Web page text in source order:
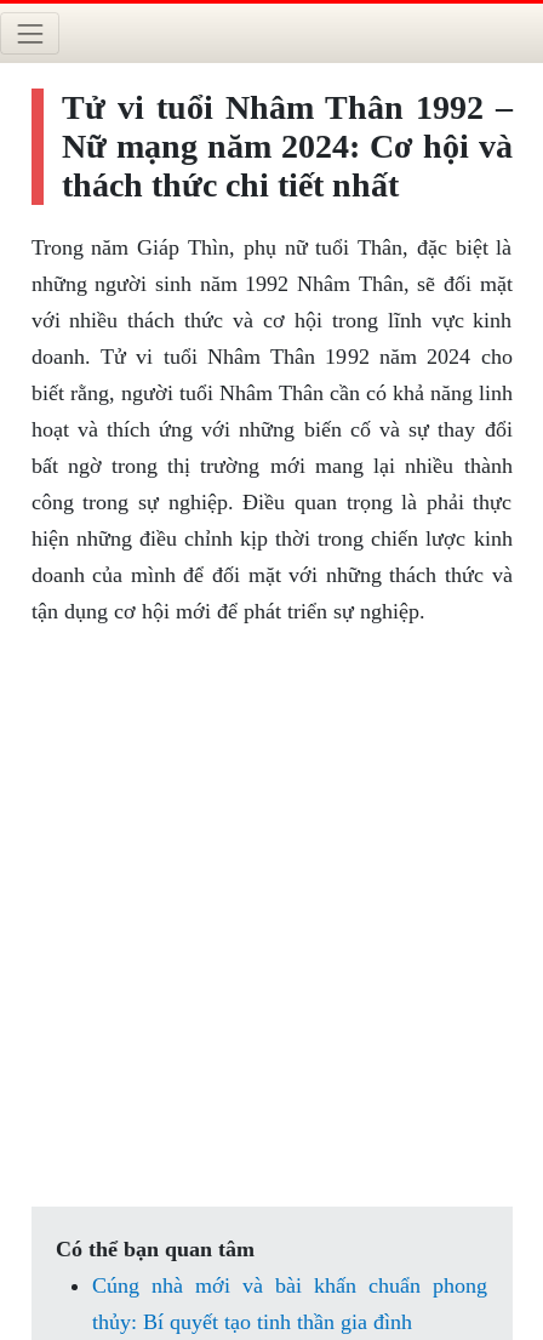
Tử vi tuổi Nhâm Thân 1992 –
Nữ mạng năm 2024: Cơ hội và
thách thức chi tiết nhất
Trong năm Giáp Thìn, phụ nữ tuổi Thân, đặc biệt là
những người sinh năm 1992 Nhâm Thân, sẽ đối mặt
với nhiều thách thức và cơ hội trong lĩnh vực kinh
doanh. Tử vi tuổi Nhâm Thân 1992 năm 2024 cho
biết rằng, người tuổi Nhâm Thân cần có khả năng linh
hoạt và thích ứng với những biến cố và sự thay đổi
bất ngờ trong thị trường mới mang lại nhiều thành
công trong sự nghiệp. Điều quan trọng là phải thực
hiện những điều chỉnh kịp thời trong chiến lược kinh
doanh của mình để đối mặt với những thách thức và
tận dụng cơ hội mới để phát triển sự nghiệp.
Có thể bạn quan tâm
Cúng nhà mới và bài khấn chuẩn phong
thủy: Bí quyết tạo tinh thần gia đình